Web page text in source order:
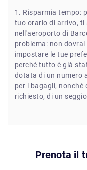
1. Risparmia tempo:
tuo orario di arrivo, ti
nell'aeroporto di
problema: non dovrai
impostare le tue
perché tutto è già
dotata di un numero
per i bagagli, nonché
richiesto, di un
Prenota il